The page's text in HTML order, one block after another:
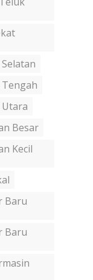
Besar
Kecil
Baru
Baru